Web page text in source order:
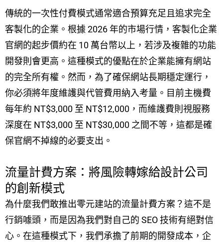
傳統的一次性付費模式通常適合預算充足且追求完全
客製化的企業。根據 2026 年的市場行情，客製化企業
官網的起步價約在 10 萬台幣以上，若涉及複雜的功能
開發則會更高。這種模式的優點在於企業能擁有網站
的完全所有權。然而，為了確保網站長期穩定運行，
你必須將年度維護與代管費用納入考量。目前主機費
每年約 NT$3,000 至 NT$12,000，而維護費則視服務
深度在 NT$3,000 至 NT$30,000 之間不等，這都是確
保官網不掉線的必要支出。
流量計費方案：將風險轉嫁給設計公司
的創新模式
為什麼我們敢推出零元建站的流量計費方案？這不是
行銷噱頭，而是因為我們對自己的 SEO 技術有絕對信
心。在這種模式下，我們承擔了前期的開發成本，企